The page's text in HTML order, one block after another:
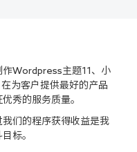
作Wordpress主题11、小
为客户提供最好的产品
秀的服务质量。
我们的程序获得收益是我
标。